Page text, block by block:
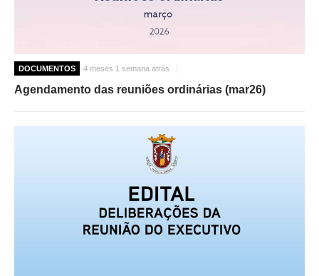
DOCUMENTOS 4 meses 1 semana atrás
Agendamento das reuniões ordinárias (mar26)